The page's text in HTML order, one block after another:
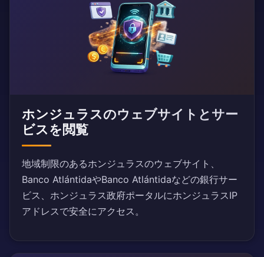
ホンジュラスのウェブサイトとサー
ビスを閲覧
地域制限のあるホンジュラスのウェブサイト、
Banco AtlántidaやBanco Atlántidaなどの銀行サー
ビス、ホンジュラス政府ポータルにホンジュラスIP
アドレスで安全にアクセス。